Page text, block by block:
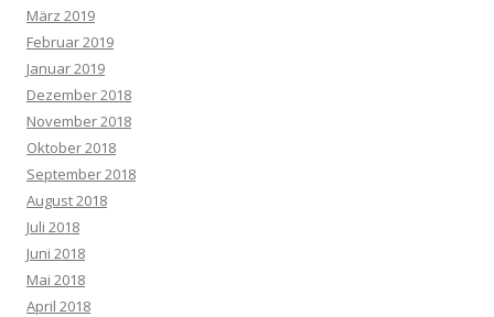
März 2019
Februar 2019
Januar 2019
Dezember 2018
November 2018
Oktober 2018
September 2018
August 2018
Juli 2018
Juni 2018
Mai 2018
April 2018